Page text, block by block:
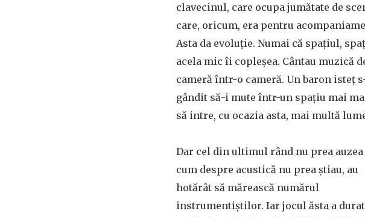
clavecinul, care ocupa jumătate de
care, oricum, era pentru
Asta da evoluție. Numai că spațiul,
acela mic îi copleșea. Cântau muzică
cameră într-o cameră. Un baron isteț
gândit să-i mute într-un spațiu mai
să intre, cu ocazia asta, mai multă
Dar cel din ultimul rând nu prea auzea
cum despre acustică nu prea știau, au
hotărât să mărească numărul
instrumentiștilor. Iar jocul ăsta a